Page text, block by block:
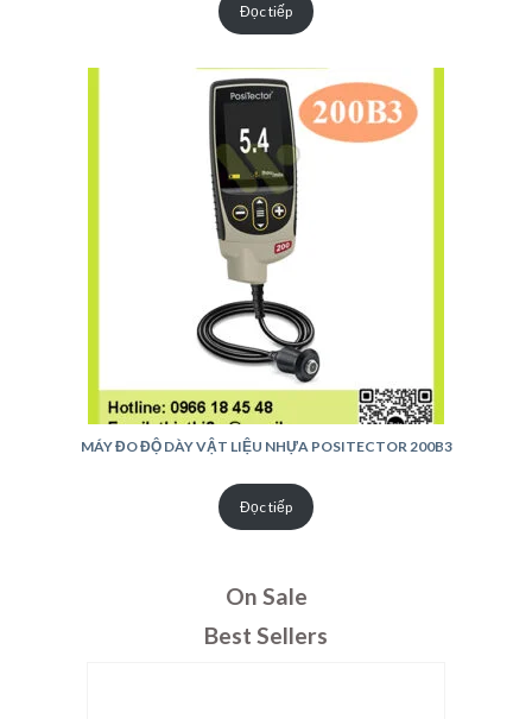
Đọc tiếp
MÁY ĐO ĐỘ DÀY VẬT LIỆU NHỰA POSITECTOR 200B3
Đọc tiếp
On Sale
Best Sellers